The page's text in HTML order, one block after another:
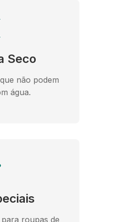
Seco
não podem
água.
roupas de